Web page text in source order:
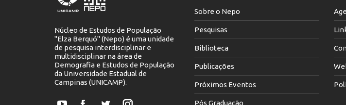
Núcleo de Estudos de População
"Elza Berquó" (Nepo) é uma unidade
de pesquisa interdisciplinar e
multidisciplinar na área de
Demografia e Estudos de População
da Universidade Estadual de
Campinas (UNICAMP).
Sobre o Nepo
Pesquisas
Biblioteca
Publicações
Próximos Eventos
Pós Graduação